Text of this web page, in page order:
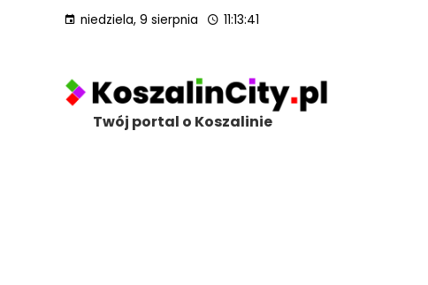
niedziela, 9 sierpnia 11:13:43
Twój portal o Koszalinie